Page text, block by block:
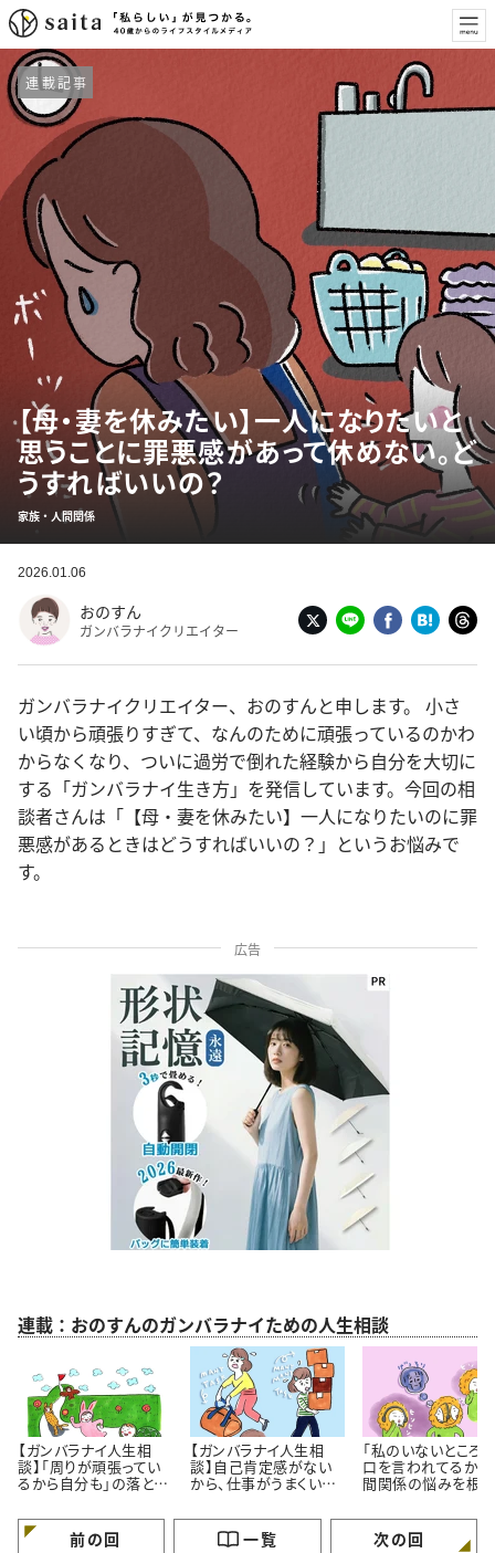
連載記事
【母・妻を休みたい】一人になりたいと
思うことに罪悪感があって休めない。ど
うすればいいの？
家族・人間関係
2026.01.06
おのすん
ガンバラナイクリエイター
ガンバラナイクリエイター、おのすんと申します。 小さ
い頃から頑張りすぎて、なんのために頑張っているのかわ
からなくなり、ついに過労で倒れた経験から自分を大切に
する「ガンバラナイ生き方」を発信しています。今回の相
談者さんは「【母・妻を休みたい】一人になりたいのに罪
悪感があるときはどうすればいいの？」というお悩みで
す。
広告
連載：おのすんのガンバラナイための人生相談
【ガンバラナイ人生相
談】「周りが頑張ってい
るから自分も」の落とし
けていますか？
【ガンバラナイ人生相
談】自己肯定感がない
から、仕事がうまくいき
「私のいないところ
口を言われてるかも
間関係の悩みを根っ
ガンバラナイ人生相
前の回 一覧 次の回